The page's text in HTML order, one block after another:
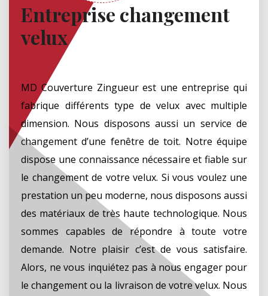
Entreprise changement
velux
MD Couverture Zingueur est une entreprise qui
fabrique différents type de velux avec multiple
dimension. Nous disposons aussi un service de
changement d’une fenêtre de toit. Notre équipe
dispose une connaissance nécessaire et fiable sur
le changement de votre velux. Si vous voulez une
prestation un peu moderne, nous disposons aussi
des matériaux de très haute technologique. Nous
sommes capables de répondre à toute votre
demande. Notre plaisir c’est de vous satisfaire.
Alors, ne vous inquiétez pas à nous engager pour
le changement ou la livraison de votre velux. Nous